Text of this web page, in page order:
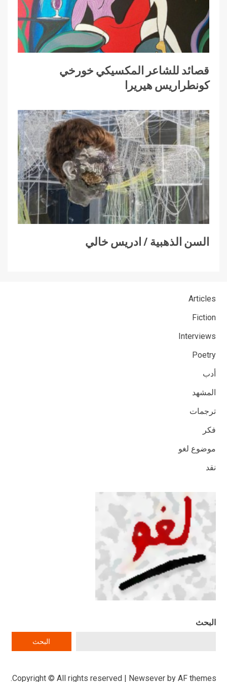
قصائد للشاعر المكسيكي خورخي
كونطراريس هيريرا
السن الذهبية / ادريس خالي
Articles
Fiction
Interviews
Poetry
أدب
المشهد
ترجمات
فكر
موضوع لغو
نقد
البحث
البحث
Copyright © All rights reserved | Newsever by AF themes.